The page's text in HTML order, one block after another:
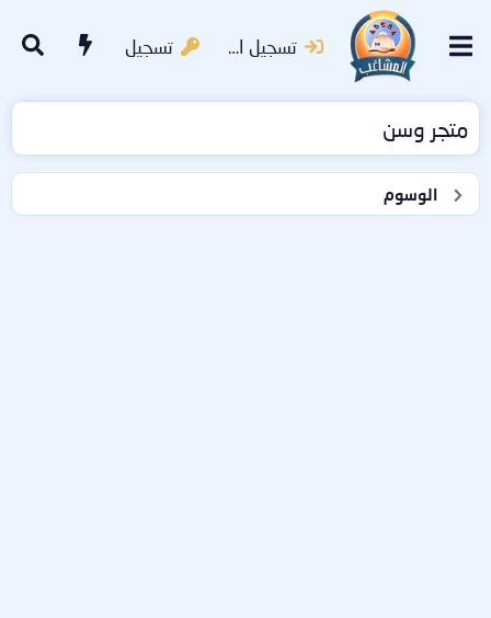
تسجيل الدخول تسجيل
متجر وسن
الوسوم